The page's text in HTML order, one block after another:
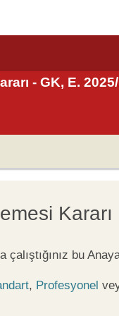
- GK, E.
Kararı
çalıştığınız bu
, Profesyonel